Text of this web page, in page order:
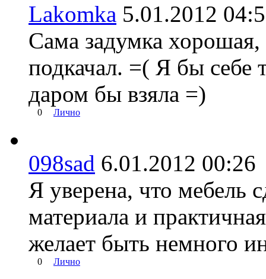
Lakomka 5.01.2012
Сама задумка хорошая,
подкачал. =( Я бы себе
даром бы взяла =)
0 Лично
098sad 6.01.2012
Я уверена, что мебель
материала и
желает быть немного
0 Лично